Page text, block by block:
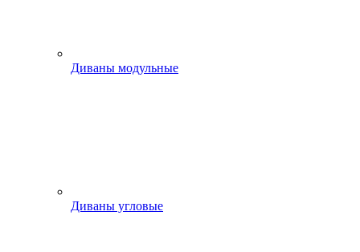
Диваны модульные
Диваны угловые